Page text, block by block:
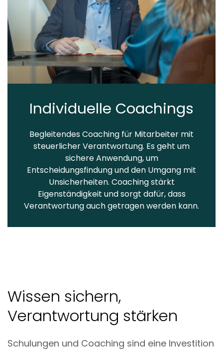
Individuelle Coachings
Begleitendes Coaching für Mitarbeiter mit
steuerlicher Verantwortung. Es geht um
sichere Anwendung, um
Entscheidungsfindung und den Umgang mit
Unsicherheiten. Coaching stärkt
Eigenständigkeit und sorgt dafür, dass
Verantwortung auch getragen werden kann.
Wissen sichern,
Verantwortung stärken
Schulungen und Coaching sind eine Investition